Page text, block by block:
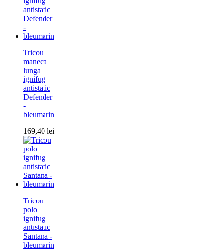
Tricou
maneca
lunga
ignifug
antistatic
Defender
-
bleumarin
169,40 lei
Tricou
polo
ignifug
antistatic
Santana -
bleumarin